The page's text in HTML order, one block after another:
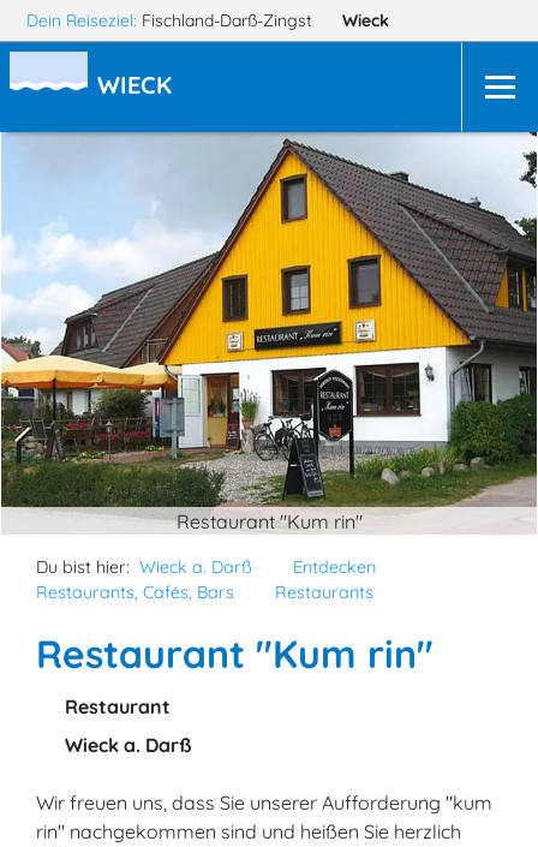
Dein Reiseziel: Fischland-Darß-Zingst Wieck
WIECK
Restaurant "Kum rin"
Du bist hier: Wieck a. Darß
Entdecken
Restaurants, Cafés, Bars
Restaurants
Restaurant "Kum rin"
Restaurant
Wieck a. Darß
Wir freuen uns, dass Sie unserer Aufforderung "kum
rin" nachgekommen sind und heißen Sie herzlich